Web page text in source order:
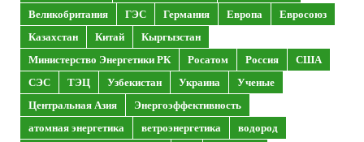
Великобритания
ГЭС Германия Европа
Евросоюз
Казахстан
Китай
Кыргызстан
Министерство Энергетики РК
Росатом Россия
США
СЭС
ТЭЦ Узбекистан Украина
Ученые
Центральная Азия
Энергоэффективность
атомная энергетика
ветроэнергетика
водород